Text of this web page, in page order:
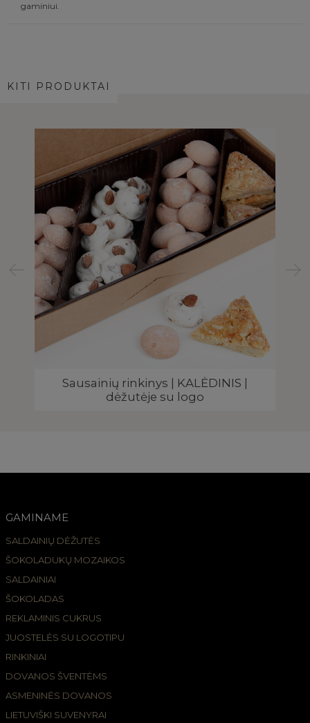
gaminiui.
KITI PRODUKTAI
Sausainių rinkinys | KALĖDINIS |
dėžutėje su logo
GAMINAME
SALDAINIŲ DĖŽUTĖS
ŠOKOLADUKŲ MOZAIKOS
SALDAINIAI
ŠOKOLADAS
REKLAMINIS CUKRUS
JUOSTELĖS SU LOGOTIPU
RINKINIAI
DOVANOS ŠVENTĖMS
ASMENINĖS DOVANOS
LIETUVIŠKI SUVENYRAI